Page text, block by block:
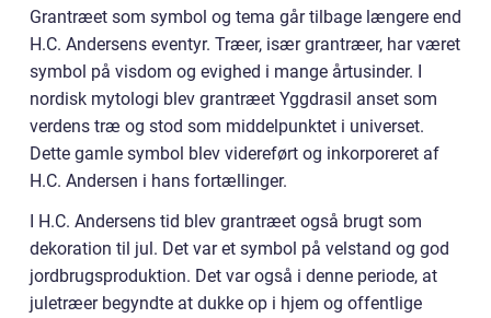
Grantræet som symbol og tema går tilbage længere end
H.C. Andersens eventyr. Træer, især grantræer, har været
symbol på visdom og evighed i mange årtusinder. I
nordisk mytologi blev grantræet Yggdrasil anset som
verdens træ og stod som middelpunktet i universet.
Dette gamle symbol blev videreført og inkorporeret af
H.C. Andersen i hans fortællinger.
I H.C. Andersens tid blev grantræet også brugt som
dekoration til jul. Det var et symbol på velstand og god
jordbrugsproduktion. Det var også i denne periode, at
juletræer begyndte at dukke op i hjem og offentlige